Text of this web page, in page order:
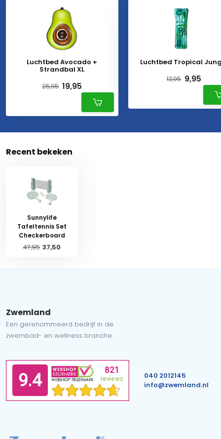
Luchtbed Avocado +
Strandbal XL
25,95 19,95
Luchtbed Tropical
12,95 9,95
Recent bekeken
Sunnylife
Tafeltennis Set
Checkerboard
47,95 37,50
Zwemland
Een gerenommeerd bedrijf in de
zwembad- en wellness branche.
040 2012145
info@zwemland.nl